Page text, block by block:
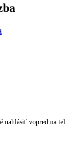
nahlásiť vopred na tel.: